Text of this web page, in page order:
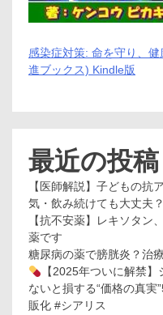
感染症対策: 命を守り、
進ブックス) Kindle版
最近の投稿
【医師解説】子どもの抗
気・飲み続けても大丈
【抗不安薬】レキソタン
薬です
糖尿病の薬で膀胱炎？治
【2025年ついに解禁
ないと損する“価格の真実
販化 #シアリス